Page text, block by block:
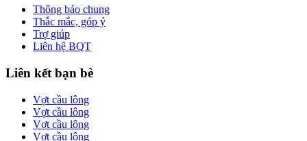
Thông báo chung
Thắc mắc, góp ý
Trợ giúp
Liên hệ BQT
Liên kết bạn bè
Vợt cầu lông
Vợt cầu lông
Vợt cầu lông
Vợt cầu lông